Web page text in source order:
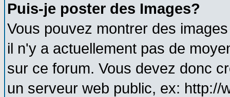
Puis-je poster des Images?
Vous pouvez montrer des
il n'y a actuellement pas de
sur ce forum. Vous devez donc
un serveur web public, ex: http://